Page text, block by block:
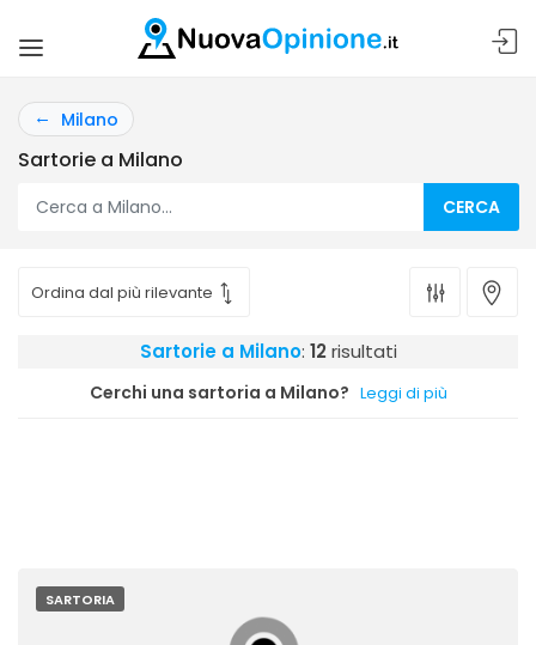
Milano
Sartorie a Milano
CERCA
Sartorie a Milano: 12risultati
Cerchi una sartoria a Milano? Leggi di più
SARTORIA